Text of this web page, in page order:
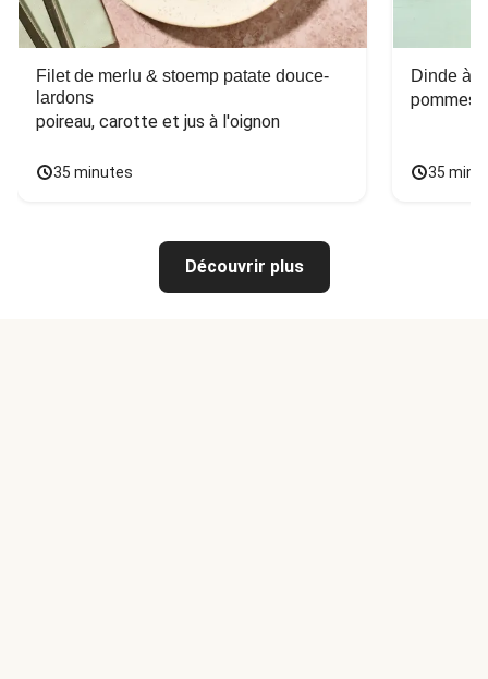
Filet de merlu & stoemp patate douce-
lardons
poireau, carotte et jus à l'oignon
35 minutes
Dinde à
pommes
35
Découvrir plus